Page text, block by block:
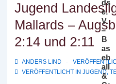
Jugend
Mallards –
2:14 und 2:11
ANDERS LIND
VERÖFFENTLICHT IN JUGEND,